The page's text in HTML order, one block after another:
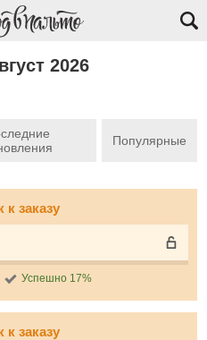
2026
Популярные
к заказу
Успешно 17%
к заказу